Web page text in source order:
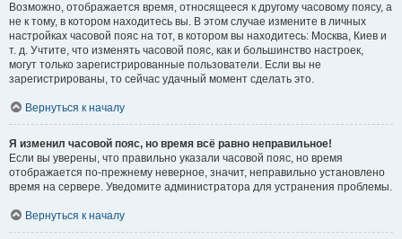
Возможно, отображается время, относящееся к другому часовому поясу, а
не к тому, в котором находитесь вы. В этом случае измените в личных
настройках часовой пояс на тот, в котором вы находитесь: Москва, Киев и
т. д. Учтите, что изменять часовой пояс, как и большинство настроек,
могут только зарегистрированные пользователи. Если вы не
зарегистрированы, то сейчас удачный момент сделать это.
Вернуться к началу
Я изменил часовой пояс, но время всё равно неправильное!
Если вы уверены, что правильно указали часовой пояс, но время
отображается по-прежнему неверное, значит, неправильно установлено
время на сервере. Уведомите администратора для устранения проблемы.
Вернуться к началу